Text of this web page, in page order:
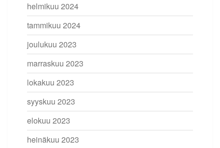
helmikuu 2024
tammikuu 2024
joulukuu 2023
marraskuu 2023
lokakuu 2023
syyskuu 2023
elokuu 2023
heinäkuu 2023